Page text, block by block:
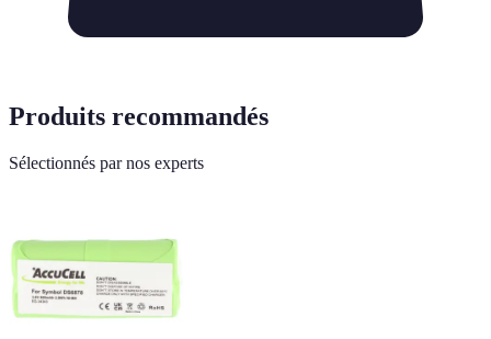
Produits recommandés
Sélectionnés par nos experts